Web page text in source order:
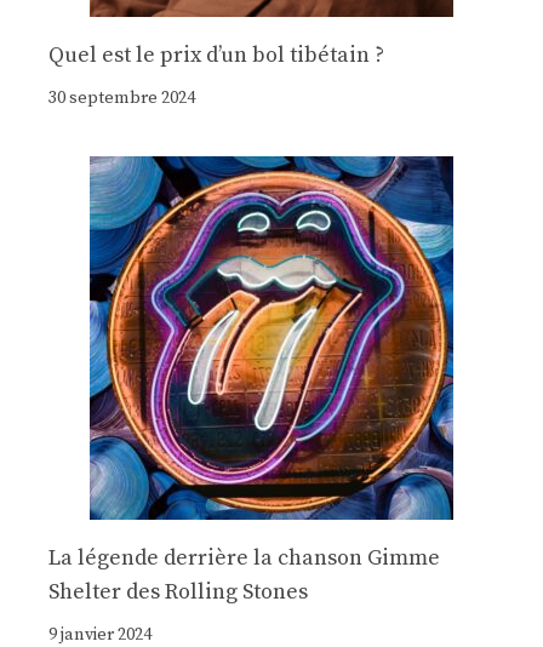
Quel est le prix d’un bol tibétain ?
30 septembre 2024
La légende derrière la chanson Gimme
Shelter des Rolling Stones
9 janvier 2024